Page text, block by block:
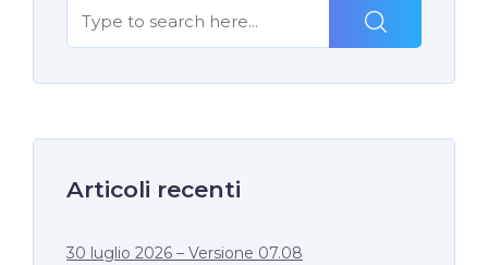
Articoli recenti
30 luglio 2026 – Versione 07.08